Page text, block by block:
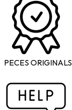
PECES ORIGINALS